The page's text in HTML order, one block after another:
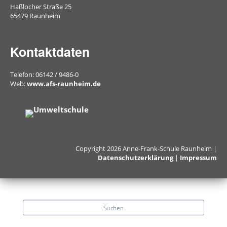
der
Mensa
Umweltschule
Schule
Fachbereiche
Haßlocher Straße 25
65479 Raunheim
Kontaktdaten
Telefon: 06142 / 9486-0
Web:www.afs-raunheim.de
Copyright 2026 Anne-Frank-Schule Raunheim |
Datenschutzerklärung| Impressum
Suchen